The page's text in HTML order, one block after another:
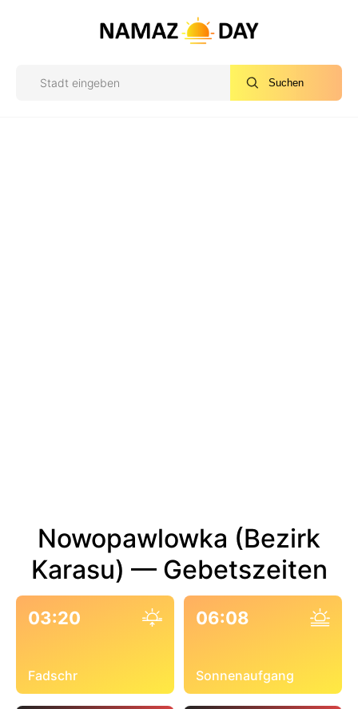
Suchen
Nowopawlowka (Bezirk
Karasu) — Gebetszeiten
03:20
Fadschr
06:08
Sonnenaufgang